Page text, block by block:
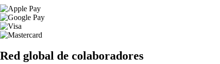
Red global de colaboradores